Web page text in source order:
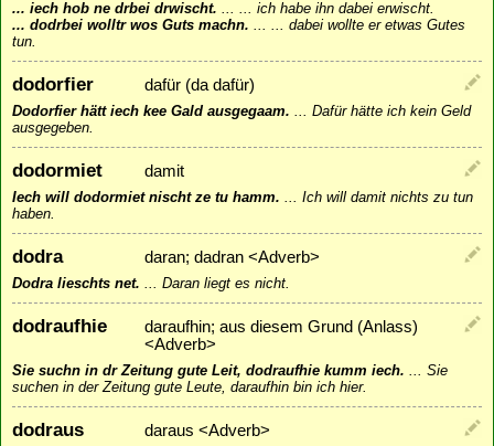
... iech hob ne drbei drwischt.
... ich habe ihn dabei erwischt.
... dodrbei wolltr wos Guts machn.
... dabei wollte er etwas Gutes
tun.
dodorfier dafür (da dafür)
Dodorfier hätt iech kee Gald ausgegaam.
Dafür hätte ich kein Geld
ausgegeben.
dodormiet damit
Iech will dodormiet nischt ze tu hamm.
Ich will damit nichts zu tun
haben.
dodra daran; dadran <Adverb>
Dodra lieschts net. Daran liegt es nicht.
dodraufhie
daraufhin; aus diesem Grund (Anlass)
<Adverb>
Sie suchn in dr Zeitung gute Leit, dodraufhie kumm iech.
Sie
suchen in der Zeitung gute Leute, daraufhin bin ich hier.
dodraus daraus <Adverb>